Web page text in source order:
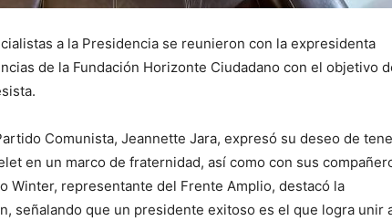
a la Presidencia se reunieron con la expresidenta
de la Fundación Horizonte Ciudadano con el objetivo
Comunista, Jeannette Jara, expresó su deseo de
en un marco de fraternidad, así como con sus
Winter, representante del Frente Amplio, destacó la
señalando que un presidente exitoso es el que logra unir